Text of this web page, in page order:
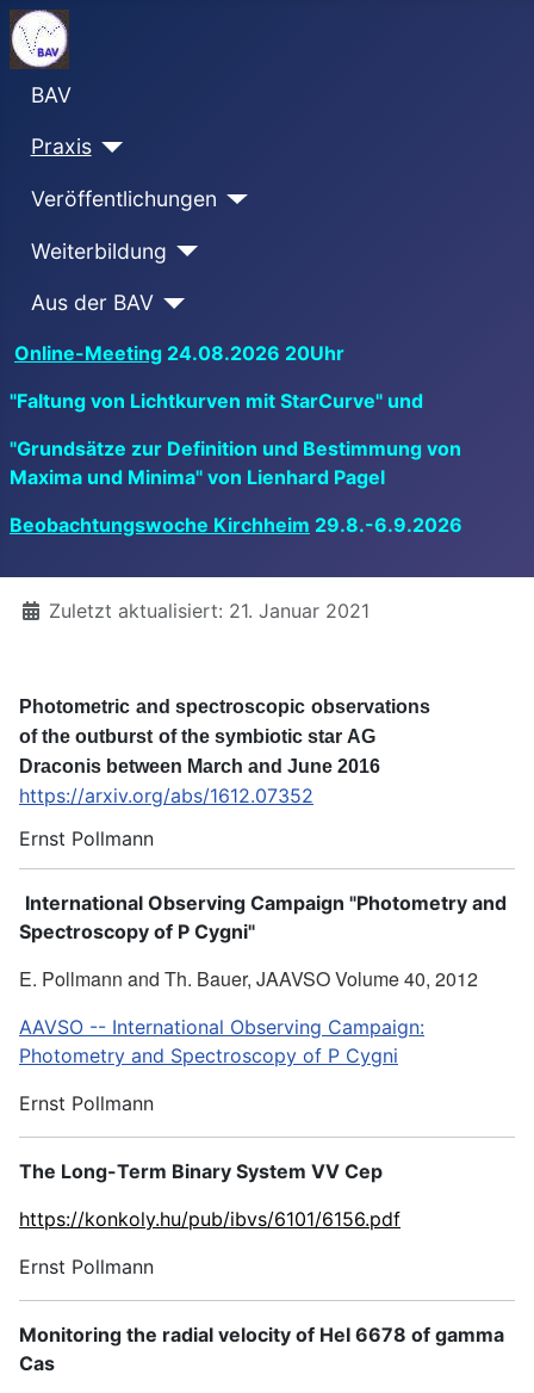
BAV
Praxis
Veröffentlichungen
Weiterbildung
Aus der BAV
Online-Meeting 24.08.2026 20Uhr
"Faltung von Lichtkurven mit StarCurve" und
"Grundsätze zur Definition und Bestimmung von
Maxima und Minima" von Lienhard Pagel
Beobachtungswoche Kirchheim 29.8.-6.9.2026
DetailsZuletzt aktualisiert: 21. Januar 2021
P hotometric and spectroscopic observations
of the outburst of the symbiotic star AG
Draconis between March and June2016
https://arxiv.org/abs/1612.07352
Ernst Pollmann
International Observing Campaign "Photometry and
Spectroscopy of P Cygni"
E. Pollmann and Th. Bauer, JAAVSO Volume 40, 2012
AAVSO -- International Observing Campaign:
Photometry and Spectroscopy of P Cygni
Ernst Pollmann
The Long-Term Binary System VV Cep
https://konkoly.hu/pub/ibvs/6101/6156.pdf
Ernst Pollmann
Monitoring the radial velocity of HeI 6678 of gamma
Cas